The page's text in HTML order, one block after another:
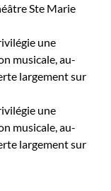
Ste Marie
une
musi­cale, au-
large­ment sur
une
musi­cale, au-
large­ment sur